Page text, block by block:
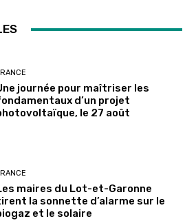
journée pour maîtriser les
d’un projet
le 27 août
maires du Lot-et-Garonne
la sonnette d’alarme sur le
et le solaire